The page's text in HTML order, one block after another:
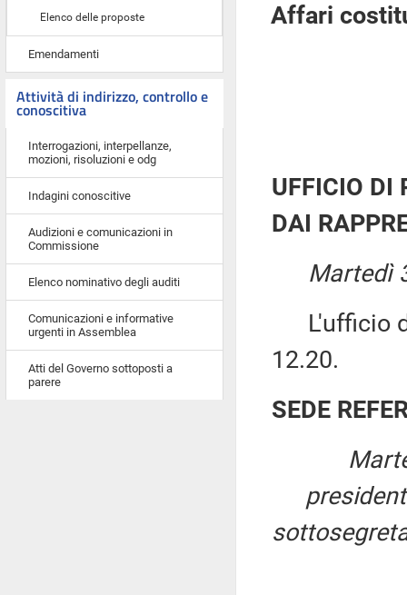
Elenco delle proposte
Emendamenti
Attività di indirizzo, controllo e
conoscitiva
Interrogazioni, interpellanze,
mozioni, risoluzioni e odg
Indagini conoscitive
Audizioni e comunicazioni in
Commissione
Elenco nominativo degli auditi
Comunicazioni e informative
urgenti in Assemblea
Atti del Governo sottoposti a
parere
Affari
UFFICIO DI
DAI
Martedì
L'ufficio di
12.20.
SEDE